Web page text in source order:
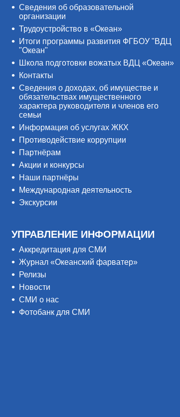
Сведения об образовательной
организации
Трудоустройство в «Океан»
Итоги программы развития ФГБОУ "ВДЦ
"Океан"
Школа подготовки вожатых ВДЦ «Океан»
Контакты
Сведения о доходах, об имуществе и
обязательствах имущественного
характера руководителя и членов его
семьи
Информация об услугах ЖКХ
Противодействие коррупции
Партнёрам
Акции и конкурсы
Наши партнёры
Международная деятельность
Экскурсии
УПРАВЛЕНИЕ ИНФОРМАЦИИ
Аккредитация для СМИ
Журнал «Океанский фарватер»
Релизы
Новости
СМИ о нас
Фотобанк для СМИ